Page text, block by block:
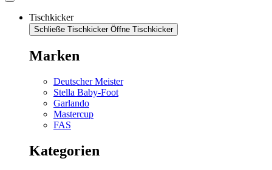
Tischkicker
Schließe Tischkicker Öffne Tischkicker
Marken
Deutscher Meister
Stella Baby-Foot
Garlando
Mastercup
FAS
Kategorien